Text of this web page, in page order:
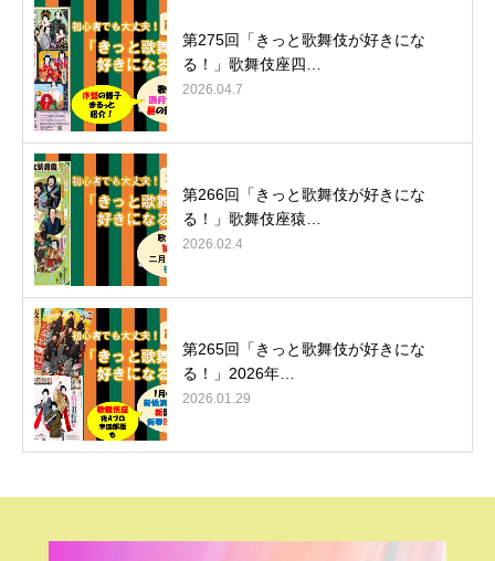
第275回「きっと歌舞伎が好きにな
る！」歌舞伎座四…
2026.04.7
第266回「きっと歌舞伎が好きにな
る！」歌舞伎座猿…
2026.02.4
第265回「きっと歌舞伎が好きにな
る！」2026年…
2026.01.29